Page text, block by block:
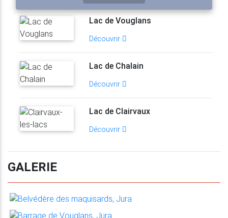
Lac de Vouglans
Découvrir
Lac de Chalain
Découvrir
Lac de Clairvaux
Découvrir
GALERIE